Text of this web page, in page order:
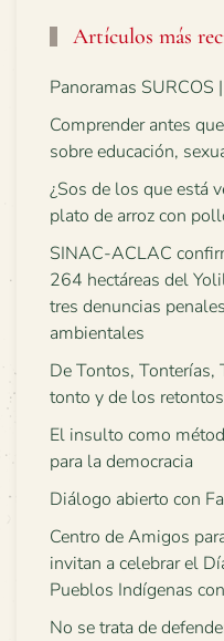
Artículos más
Panoramas
Comprender antes
sobre educación,
¿Sos de los que está
plato de arroz con
SINAC-ACLAC
264 hectáreas del
tres denuncias
ambientales
De Tontos, Tonterías,
tonto y de los retontos
El insulto como
para la democracia
Diálogo abierto con
Centro de Amigos
invitan a celebrar el
Pueblos Indígenas
No se trata de